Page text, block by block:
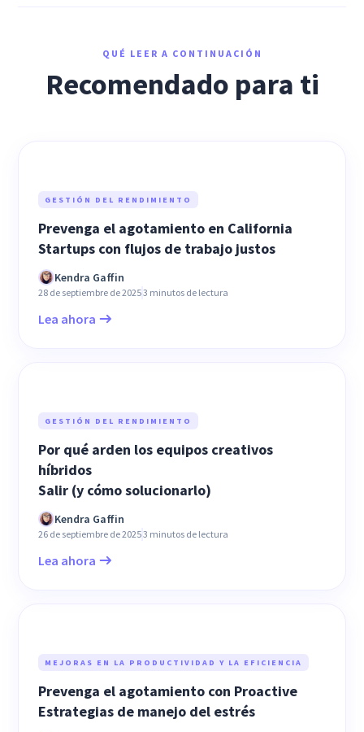
QUÉ LEER A CONTINUACIÓN
Recomendado para ti
GESTIÓN DEL RENDIMIENTO
Prevenga el agotamiento en California
Startups con flujos de trabajo justos
Kendra Gaffin
28 de septiembre de 20253 minutos de lectura
Lea ahora
GESTIÓN DEL RENDIMIENTO
Por qué arden los equipos creativos
híbridos
Salir (y cómo solucionarlo)
Kendra Gaffin
26 de septiembre de 20253 minutos de lectura
Lea ahora
MEJORAS EN LA PRODUCTIVIDAD Y LA EFICIENCIA
Prevenga el agotamiento con Proactive
Estrategias de manejo del estrés